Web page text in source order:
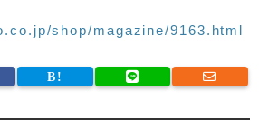
shop/magazine/9163.html